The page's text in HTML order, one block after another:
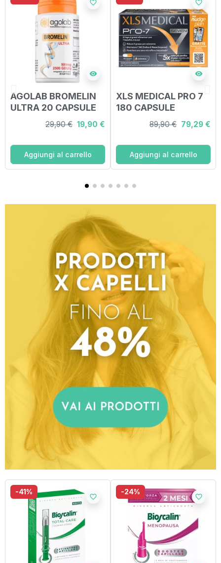
visibility
favorite_border
AGOLAB BROMELIN
ULTRA 20 CAPSULE
29,90 € 19,90 €
Aggiungi al carrello
visibility
favorite_border
XLS MEDICAL PRO 7
180 CAPSULE
89,90 € 79,29 €
Aggiungi al carrello
-41%
favorite_border
-24%
favorite_border